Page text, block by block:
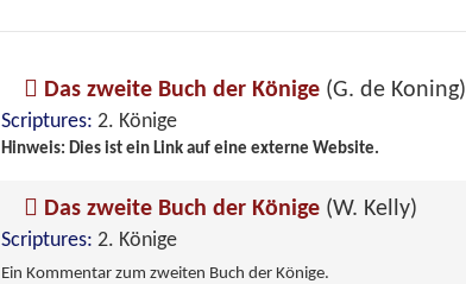
Das zweite Buch der Könige (G. de Koning)
Scriptures: 2. Könige
Hinweis: Dies ist ein Link auf eine externe Website.
Das zweite Buch der Könige (W. Kelly)
Scriptures: 2. Könige
Ein Kommentar zum zweiten Buch der Könige.